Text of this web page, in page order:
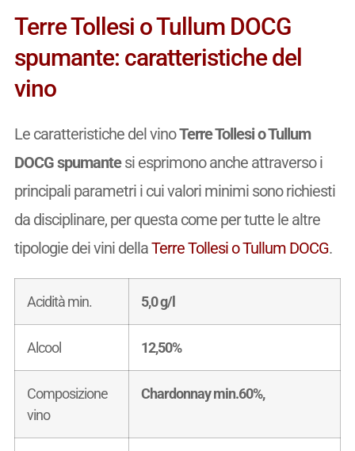
Terre Tollesi o Tullum DOCG
spumante: caratteristiche del
vino
Le caratteristiche del vinoTerre Tollesi o Tullum
DOCG spumantesi esprimono anche attraverso i
principali parametri i cui valori minimi sono richiesti
da disciplinare, per questa come per tutte le altre
tipologie dei vini dellaTerre Tollesi o Tullum DOCG.
Acidità min. 5,0 g/l
Alcool 12,50%
Composizione
vino
Chardonnay min.60%,